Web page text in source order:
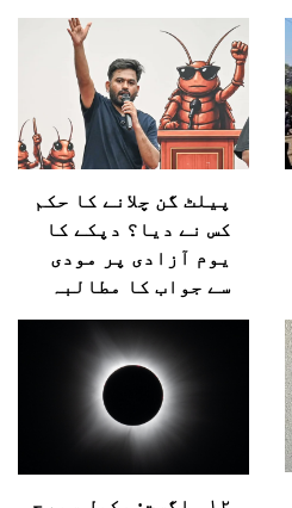
پیلٹ گن چلانے کا حکم
کس نے دیا؟ دپکے کا
یوم آزادی پر مودی
سے جواب کا مطالبہ